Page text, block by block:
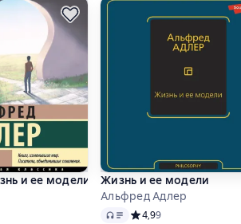
и ее модели
4,8 на основе 9 оценок
Жизнь и ее модели
Альфред Адлер
Audio Средний рейтинг 4,9
4,99